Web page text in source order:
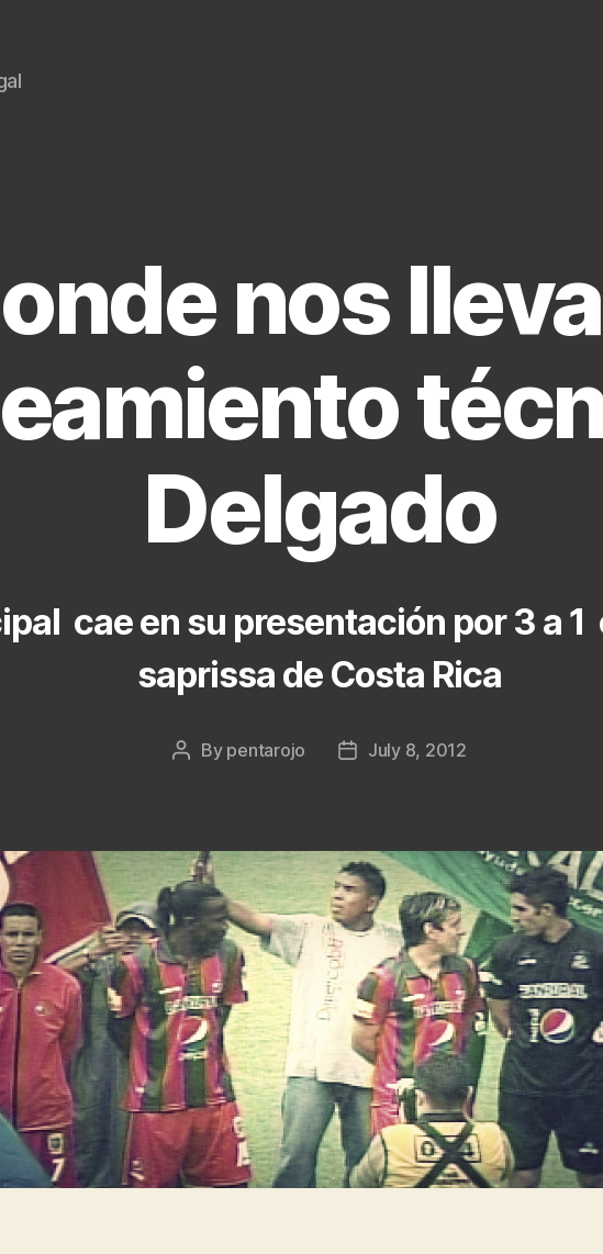
nos
Delgado
cae en su presentación por 3 a 1
saprissa de Costa Rica
Post
By pentarojo
PostJuly 8, 2012